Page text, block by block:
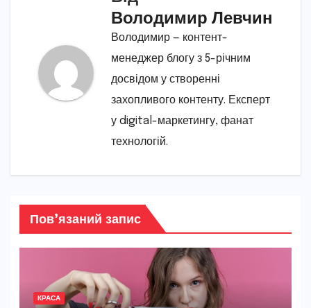
Володимир Левчин
Володимир — контент-
менеджер блогу з 5-річним
досвідом у створенні
захопливого контенту. Експерт
у digital-маркетингу, фанат
технологій.
Пов’язаний запис
КРАСА